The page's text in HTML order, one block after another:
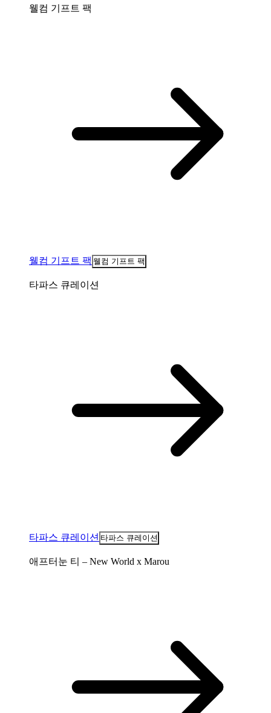
웰컴 기프트 팩
웰컴 기프트 팩 웰컴 기프트 팩
타파스 큐레이션
타파스 큐레이션 타파스 큐레이션
애프터눈 티 – New World x Marou